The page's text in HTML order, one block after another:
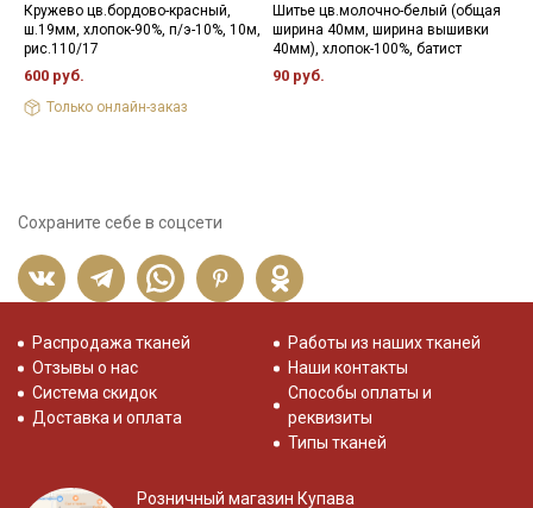
Кружево цв.бордово-красный,
ш.19мм, хлопок-90%, п/э-10%, 10м,
рис.110/17
600 руб.
Только онлайн-заказ
Шитье цв.молочно-белый (общая
ширина 40мм, ширина вышивки
40мм), хлопок-100%, батист
90 руб.
Сохраните себе в соцсети
Распродажа тканей
Отзывы о нас
Система скидок
Доставка и оплата
Работы из наших тканей
Наши контакты
Способы оплаты и
реквизиты
Типы тканей
Розничный магазин Купава